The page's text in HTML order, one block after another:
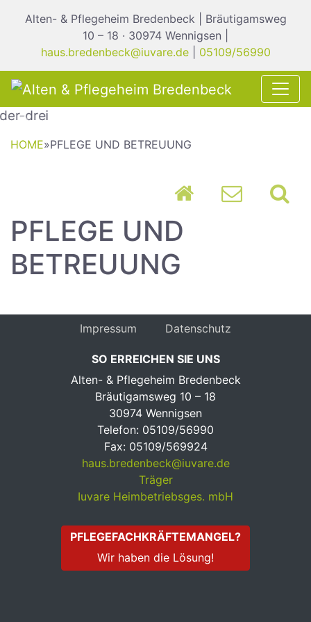
Alten- & Pflegeheim Bredenbeck | Bräutigamsweg
10 – 18 · 30974 Wennigsen |
haus.bredenbeck@iuvare.de| 05109/56990
Previous
HOME»PFLEGE UND BETREUUNG
PFLEGE UND
BETREUUNG
Impressum Datenschutz
SO ERREICHEN SIE UNS
Alten- & Pflegeheim Bredenbeck
Bräutigamsweg 10 – 18
30974 Wennigsen
Telefon: 05109/56990
Fax: 05109/569924
haus.bredenbeck@iuvare.de
Träger
Iuvare Heimbetriebsges. mbH
PFLEGEFACHKRÄFTEMANGEL?
Wir haben die Lösung!